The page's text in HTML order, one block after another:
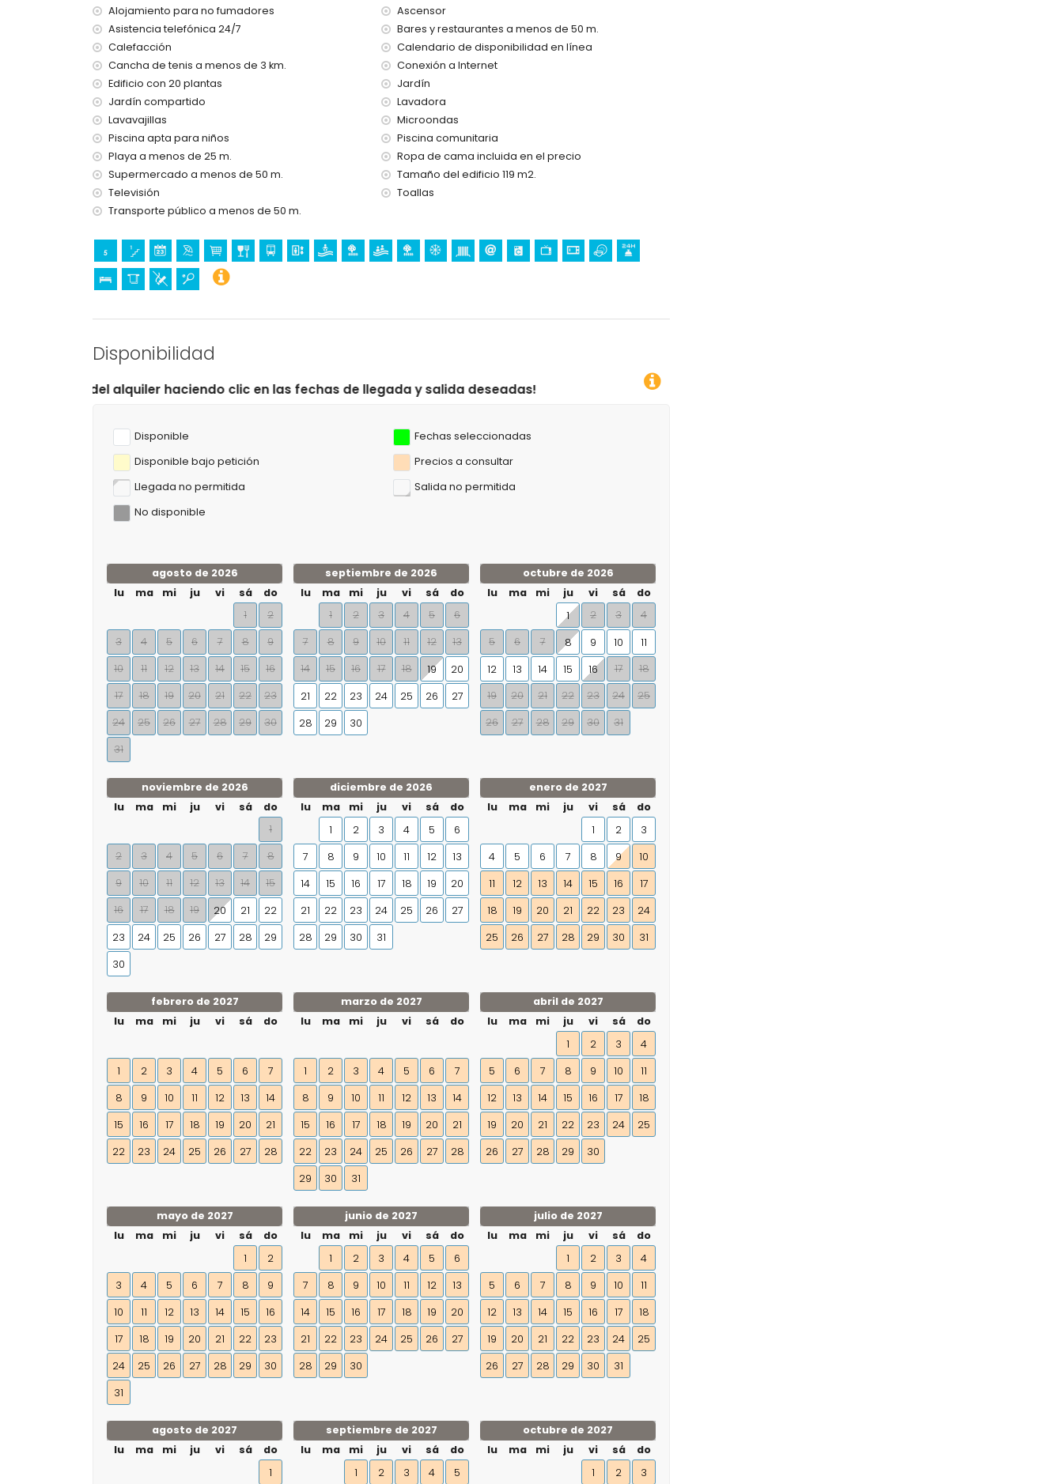
servicio de emergencia las 24 horas
Servicios y comodidades con cargo adicional
calefacción central
cama/cuna para niños (bajo demanda)
Entretenimiento y actividades de ocio para sus vacaciones en Calpe, Costa Blanca
bar y paseo marítimo (a menos de 500 metros de la casa)
Deportes
tenis (a menos de 5 kilómetros del apartamento)
Alojamiento para no fumadores
Ascensor
Asistencia telefónica 24/7
Bares y restaurantes a menos de 50 m.
Calefacción
Calendario de disponibilidad en línea
Cancha de tenis a menos de 3 km.
Conexión a Internet
Edificio con 20 plantas
Jardín
Jardín compartido
Lavadora
Lavavajillas
Microondas
Piscina apta para niños
Piscina comunitaria
Playa a menos de 25 m.
Ropa de cama incluida en el precio
Supermercado a menos de 50 m.
Tamaño del edificio 119 m2.
Televisión
Toallas
Transporte público a menos de 50 m.
Disponibilidad
haciendo clic en las fechas de llegada y salida deseadas!
Disponible
Fechas seleccionadas
Disponible bajo petición
Precios a consultar
Llegada no permitida
Salida no permitida
No disponible
agosto de 2026
lu
ma mi ju vi sá
do
1
2
3
4 5 6 7 8
9
10
11 12 13 14 15
16
17
18 19 20 21 22
23
24
25 26 27 28 29
30
31
septiembre de 2026
lu
ma mi ju vi sá
do
1
2 3 4 5
6
7
8 9 10 11 12
13
14
15 16 17 18 19
20
21
22 23 24 25 26
27
28
29 30
octubre de 2026
lu
ma mi ju vi sá
do
1
2 3
4
5
6 7 8 9 10
11
12
13 14 15 16 17
18
19
20 21 22 23 24
25
26
27 28 29 30 31
noviembre de 2026
lu
ma mi ju vi sá
do
1
2
3 4 5 6 7
8
9
10 11 12 13 14
15
16
17 18 19 20 21
22
23
24 25 26 27 28
29
30
diciembre de 2026
lu
ma mi ju vi sá
do
1
2 3 4 5
6
7
8 9 10 11 12
13
14
15 16 17 18 19
20
21
22 23 24 25 26
27
28
29 30 31
enero de 2027
lu
ma mi ju vi sá
do
1
2
3
4
5 6 7 8 9
10
11
12 13 14 15 16
17
18
19 20 21 22 23
24
25
26 27 28 29 30 31
febrero de 2027
lu
ma mi ju vi sá do
1 2 3 4 5 6
7
8
9 10 11 12 13
14
15
16 17 18 19 20
21
22
23 24 25 26 27 28
marzo de 2027
lu
ma mi ju vi sá do
1 2 3 4 5 6
7
8
9 10 11 12 13
14
15
16 17 18 19 20
21
22
23 24 25 26 27
28
29
30 31
abril de 2027
lu
ma mi ju vi sá
do
1
2 3
4
5
6 7 8 9 10
11
12
13 14 15 16 17
18
19
20 21 22 23 24
25
26
27 28 29 30
mayo de 2027
lu
ma mi ju vi sá
do
1
2
3
4 5 6 7 8
9
10
11 12 13 14 15
16
17
18 19 20 21 22
23
24
25 26 27 28 29
30
31
junio de 2027
lu
ma mi ju vi sá
do
1
2 3 4 5
6
7
8 9 10 11 12
13
14
15 16 17 18 19
20
21
22 23 24 25 26
27
28
29 30
julio de 2027
lu
ma mi ju vi sá
do
1
2 3
4
5
6 7 8 9 10
11
12
13 14 15 16 17
18
19
20 21 22 23 24
25
26
27 28 29 30 31
agosto de 2027
lu
ma mi ju vi sá
do
1
septiembre de 2027
lu
ma mi ju vi sá
do
1
2 3 4 5
octubre de 2027
lu
ma mi ju vi sá
do
1
2 3